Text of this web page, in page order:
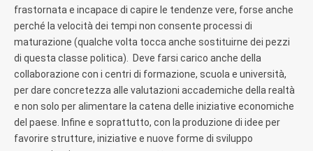
frastornata e incapace di capire le tendenze vere, forse anche
perché la velocità dei tempi non consente processi di
maturazione (qualche volta tocca anche sostituirne dei pezzi
di questa classe politica). Deve farsi carico anche della
collaborazione con i centri di formazione, scuola e università,
per dare concretezza alle valutazioni accademiche della realtà
e non solo per alimentare la catena delle iniziative economiche
del paese. Infine e soprattutto, con la produzione di idee per
favorire strutture, iniziative e nuove forme di sviluppo